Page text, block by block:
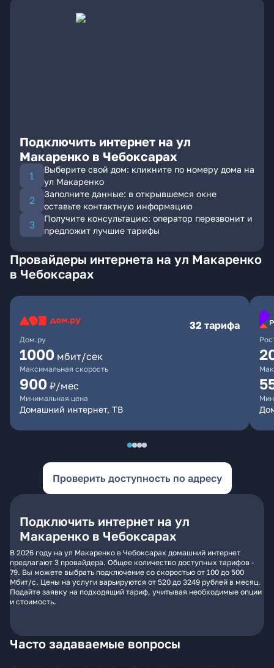
Подключить интернет на ул
Макаренко в Чебоксарах
Выберите свой дом: кликните по номеру дома на
ул Макаренко
Заполните данные: в открывшемся окне
оставьте контактную информацию
Получите консультацию: оператор перезвонит и
предложит лучшие тарифы
Провайдеры интернета на ул Макаренко
в Чебоксарах
Дом.ру
32 тарифа
1000 мбит/сек
Максимальная скорость
900 ₽/мес
Минимальная цена
Домашний интернет, ТВ
Проверить доступность по адресу
Подключить интернет на ул
Макаренко в Чебоксарах
В 2026 году на ул Макаренко в Чебоксарах домашний интернет
предлагают 3 провайдера. Общее количество доступных тарифов -
79. Вы можете выбрать подключение со скоростью от 100 до 500
Мбит/с. Цены на услуги варьируются от 520 до 3249 рублей в месяц.
Подайте заявку на подходящий тариф, учитывая необходимые опции
и стоимость.
Часто задаваемые вопросы